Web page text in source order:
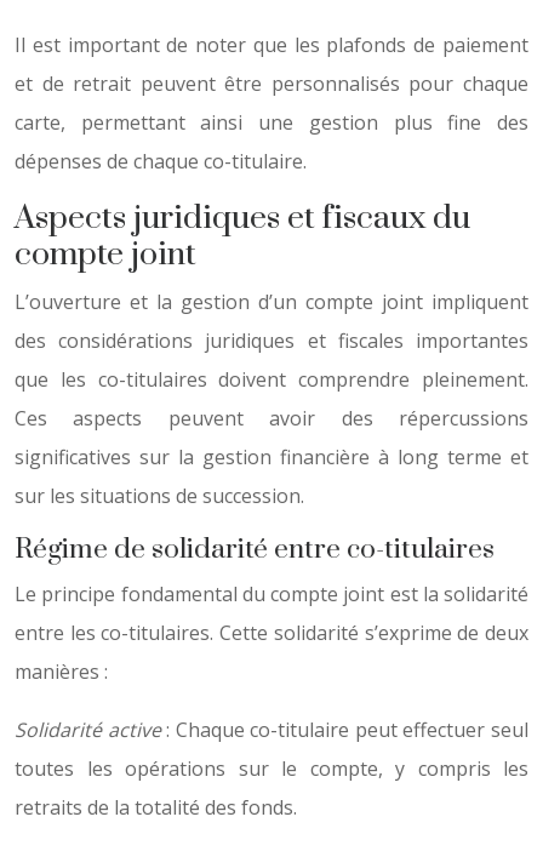
Il est important de noter que les plafonds de paiement
et de retrait peuvent être personnalisés pour chaque
carte, permettant ainsi une gestion plus fine des
dépenses de chaque co-titulaire.
Aspects juridiques et fiscaux du
compte joint
L’ouverture et la gestion d’un compte joint impliquent
des considérations juridiques et fiscales importantes
que les co-titulaires doivent comprendre pleinement.
Ces aspects peuvent avoir des répercussions
significatives sur la gestion financière à long terme et
sur les situations de succession.
Régime de solidarité entre co-titulaires
Le principe fondamental du compte joint est la solidarité
entre les co-titulaires. Cette solidarité s’exprime de deux
manières :
Solidarité active: Chaque co-titulaire peut effectuer seul
toutes les opérations sur le compte, y compris les
retraits de la totalité des fonds.